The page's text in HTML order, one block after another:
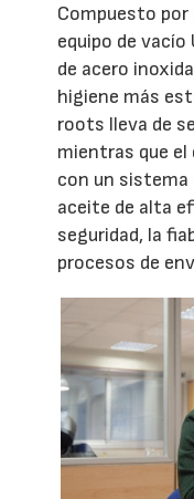
Compuesto por
equipo de
de acero
higiene más
roots lleva de
mientras que el
con un sistema
aceite de alta
seguridad, la
procesos de